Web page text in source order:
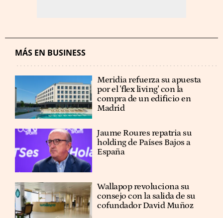
MÁS EN BUSINESS
Meridia refuerza su apuesta
por el 'flex living' con la
compra de un edificio en
Madrid
Jaume Roures repatria su
holding de Países Bajos a
España
Wallapop revoluciona su
consejo con la salida de su
cofundador David Muñoz